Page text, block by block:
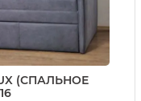
(СПАЛЬНОЕ